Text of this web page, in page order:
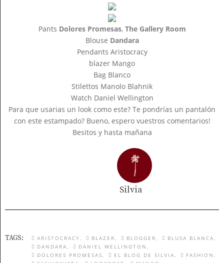
Pants Dolores Promesas, The Gallery Room
Blouse Dandara
Pendants Aristocracy
blazer Mango
Bag Blanco
Stilettos Manolo Blahnik
Watch Daniel Wellington
Para que usarias un look como este? Te pondrías un pantalón
con este estampado? Bueno, espero vuestros comentarios!
Besitos y hasta mañana
Silvia
TAGS: ARISTOCRACY BLAZER BLOGGER
BLUSA BLANCA
DANDARA
DANIEL WELLINGTON
DOLORES PROMESAS
EL BLOG DE SILVIA
FASHION